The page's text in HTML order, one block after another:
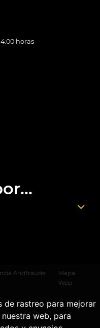
de rastreo para mejorar
web, para
horas
Antifraude
Mapa
Web